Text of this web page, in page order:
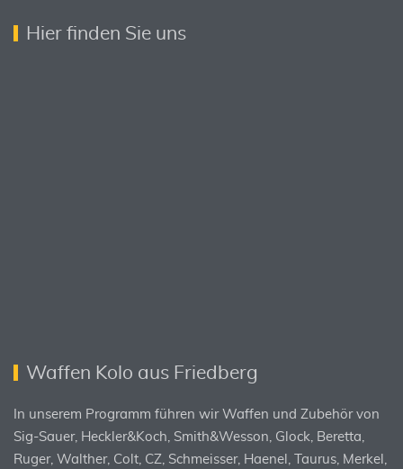
Hier finden Sie uns
Waffen Kolo aus Friedberg
In unserem Programm führen wir Waffen und Zubehör von
Sig-Sauer, Heckler&Koch, Smith&Wesson, Glock, Beretta,
Ruger, Walther, Colt, CZ, Schmeisser, Haenel, Taurus, Merkel,